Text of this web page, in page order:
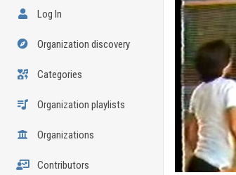
Log In
Organization discovery
Categories
Organization playlists
Organizations
Contributors